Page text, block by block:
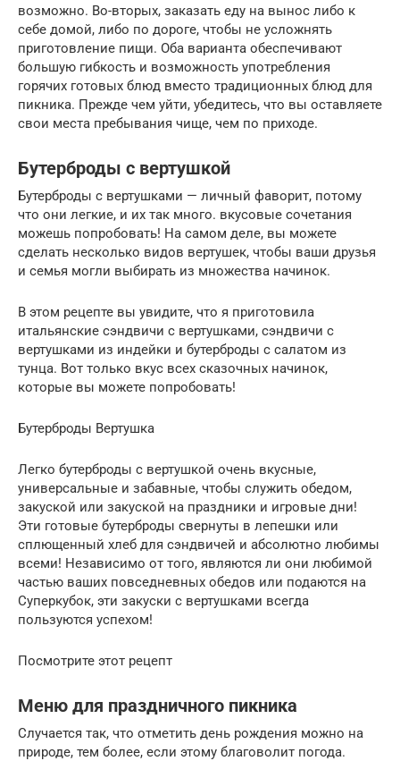
возможно. Во-вторых, заказать еду на вынос либо к
себе домой, либо по дороге, чтобы не усложнять
приготовление пищи. Оба варианта обеспечивают
большую гибкость и возможность употребления
горячих готовых блюд вместо традиционных блюд для
пикника. Прежде чем уйти, убедитесь, что вы оставляете
свои места пребывания чище, чем по приходе.
Бутерброды с вертушкой
Бутерброды с вертушками — личный фаворит, потому
что они легкие, и их так много. вкусовые сочетания
можешь попробовать! На самом деле, вы можете
сделать несколько видов вертушек, чтобы ваши друзья
и семья могли выбирать из множества начинок.
В этом рецепте вы увидите, что я приготовила
итальянские сэндвичи с вертушками, сэндвичи с
вертушками из индейки и бутерброды с салатом из
тунца. Вот только вкус всех сказочных начинок,
которые вы можете попробовать!
Бутерброды Вертушка
Легко бутерброды с вертушкой очень вкусные,
универсальные и забавные, чтобы служить обедом,
закуской или закуской на праздники и игровые дни!
Эти готовые бутерброды свернуты в лепешки или
сплющенный хлеб для сэндвичей и абсолютно любимы
всеми! Независимо от того, являются ли они любимой
частью ваших повседневных обедов или подаются на
Суперкубок, эти закуски с вертушками всегда
пользуются успехом!
Посмотрите этот рецепт
Меню для праздничного пикника
Случается так, что отметить день рождения можно на
природе, тем более, если этому благоволит погода.